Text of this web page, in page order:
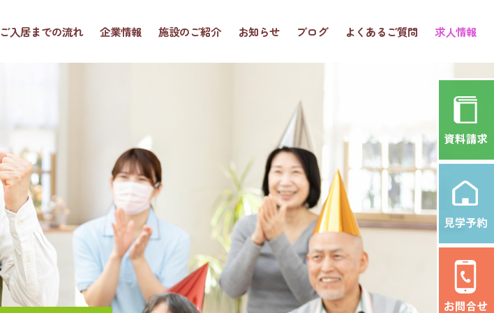
ご入居までの流れ 企業情報 施設のご紹介 お知らせ ブログ よくあるご質問 求人情報